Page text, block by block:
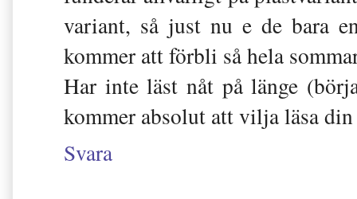
variant, så just nu e de bara
kommer att förbli så hela
Har inte läst nåt på länge
kommer absolut att vilja läsa
Svara